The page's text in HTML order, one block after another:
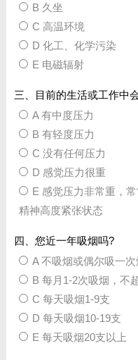
B 久坐
C 高温环境
D 化工、化学污染
E 电磁辐射
三、目前的生活或工作中
A 有中度压力
B 有轻度压力
C 没有任何压力
D 感觉压力很重
E 感觉压力非常重，
精神高度紧张状态
四、您近一年吸烟吗?
A 不吸烟或偶尔吸一次
B 每月1-2次吸烟，不
C 每天吸烟1-9支
D 每天吸烟10-19支
E 每天吸烟20支以上